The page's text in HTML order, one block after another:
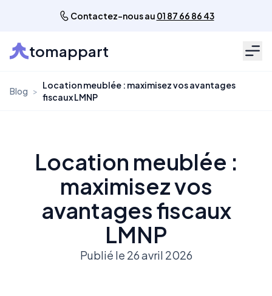
Contactez-nous au 01 87 66 86 43
tomappart
Blog >
Location meublée : maximisez vos avantages
fiscaux LMNP
Location meublée :
maximisez vos
avantages fiscaux
LMNP
Publié le 26 avril 2026